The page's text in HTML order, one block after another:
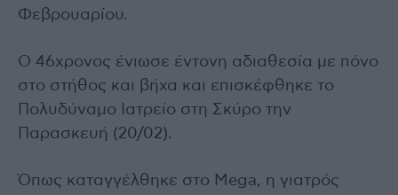
Φεβρουαρίου.
Ο 46χρονος ένιωσε έντονη αδιαθεσία με πόνο
στο στήθος και βήχα και επισκέφθηκε το
Πολυδύναμο Ιατρείο στη Σκύρο την
Παρασκευή (20/02).
Όπως καταγγέλθηκε στο Mega, η γιατρός